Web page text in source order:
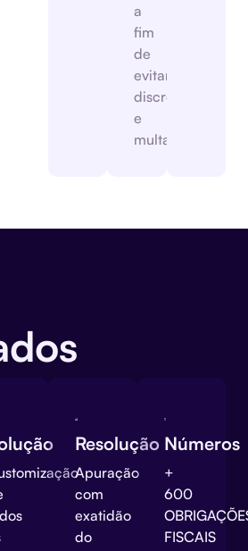
a
fim
de
evitar
discrepâncias
e
multas.
Resolução
Apuração
com
exatidão
do
Números
+
600
FISCAIS